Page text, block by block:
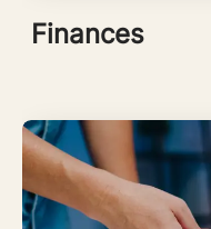
Finances